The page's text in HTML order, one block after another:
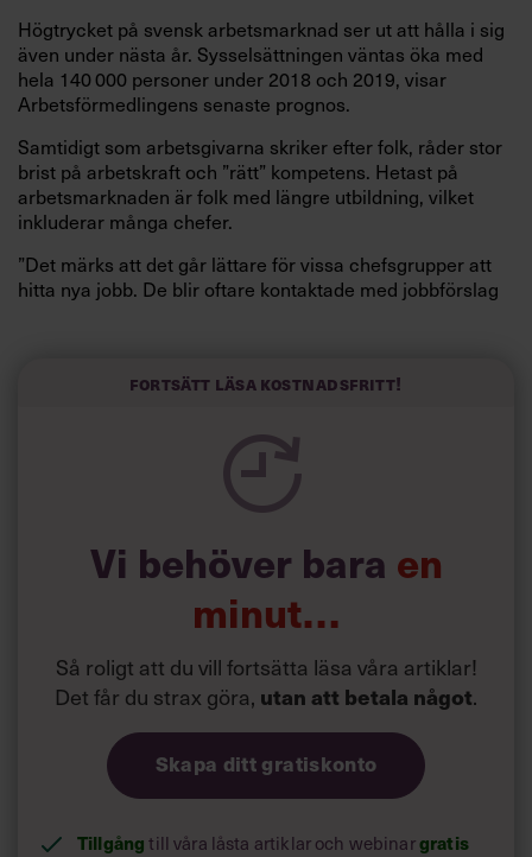
Högtrycket på svensk arbetsmarknad ser ut att hålla i sig
även under nästa år. Sysselsättningen väntas öka med
hela 140 000 personer under 2018 och 2019, visar
Arbetsförmedlingens senaste prognos.
Samtidigt som arbetsgivarna skriker efter folk, råder stor
brist på arbetskraft och ”rätt” kompetens. Hetast på
arbetsmarknaden är folk med längre utbildning, vilket
inkluderar många chefer.
”Det märks att det går lättare för vissa chefsgrupper att
hitta nya jobb. De blir oftare kontaktade med jobbförslag
är exempelvismarknadschefer utan större erfarenhet av
ledarskapsutvecklare på Ledarna.
I jakten på bristpersonal nödgas arbetsgivarna ibland
lätta på kompetenskraven för att överhuvudtaget få in
är sugen på en nystart i karriären, vill växla spår och testa
”Våga söka jobb som du är intresserad av men som ligger
Werner.
Fortsätt läsa kostnadsfritt!
Vi behöver bara en
minut…
Så roligt att du vill fortsätta läsa våra artiklar!
Det får du strax göra, utan att betala något.
Skapa ditt gratiskonto
Tillgång till våra låsta artiklar och webinargratis